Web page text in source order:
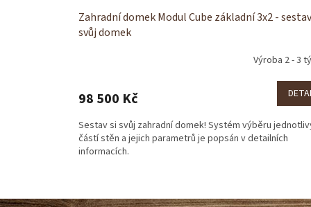
Zahradní domek Modul Cube základní 3x2 -
svůj domek
Výroba 2 - 3
98 500 Kč
Sestav si svůj zahradní domek! Systém výběru
částí stěn a jejich parametrů je popsán v detailních
informacích.